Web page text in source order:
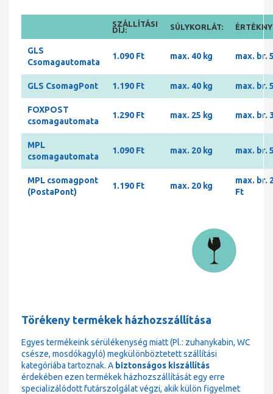
SZÁLLÍTÁSI
DÍJ: SÚLYKORLÁT:
GLS
Csomagautomata
1.090 Ft max. 40 kg max. br.
GLS CsomagPont 1.190 Ft max. 40 kg max. br.
FOXPOST
csomagautomata
1.290 Ft max. 25 kg max. br.
MPL
csomagautomata
1.090 Ft max. 20 kg max. br.
MPL csomagpont
(PostaPont)
1.190 Ft max. 20 kg
max. br.
Ft
Törékeny termékek házhozszállítása
Egyes termékeink sérülékenység miatt (Pl.: zuhanykabin, WC
csésze, mosdókagyló) megkülönböztetett szállítási
kategóriába tartoznak. A biztonságos kiszállítás
érdekében ezen termékek házhozszállítását egy erre
specializálódott futárszolgálat végzi, akik külön figyelmet